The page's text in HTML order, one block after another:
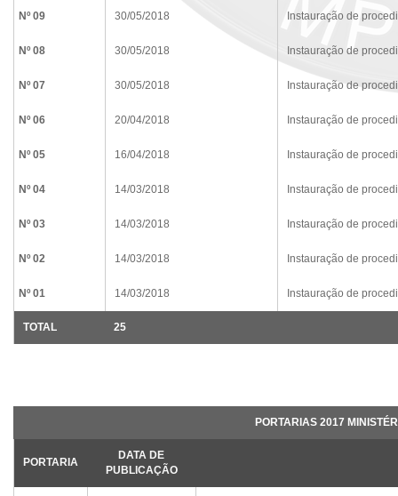
TOTAL 25
Nº 09 30/05/2018 Instauração de
Nº 08 30/05/2018 Instauração de
Nº 07 30/05/2018 Instauração de
Nº 06 20/04/2018 Instauração de
Nº 05 16/04/2018 Instauração de
Nº 04 14/03/2018 Instauração de
Nº 03 14/03/2018 Instauração de
Nº 02 14/03/2018 Instauração de
Nº 01 14/03/2018 Instauração de
PORTARIAS 2017
PORTARIA
DATA DE
PUBLICAÇÃO